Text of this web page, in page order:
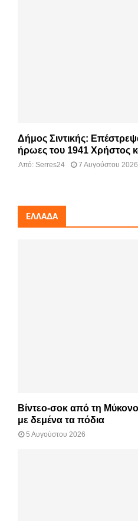
Δήμος Σιντικής:
ήρωες του 1941 Χρήστος
Από: Serres24 7 Αυγούστου 2026
ΕΛΛΆΔΑ
Βίντεο-σοκ από τη
με δεμένα τα πόδια
5 Αυγούστου 2026